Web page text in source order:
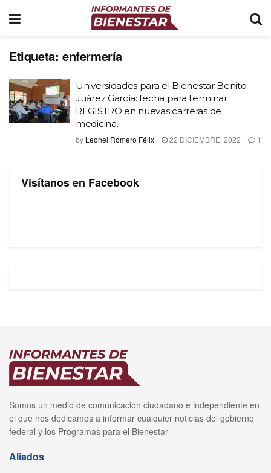
Etiqueta: enfermería
Universidades para el Bienestar Benito
Juárez García: fecha para terminar
REGISTRO en nuevas carreras de
medicina.
by Leonel Romero Félix 22 DICIEMBRE, 2022 1
Visítanos en Facebook
Somos un medio de comunicación ciudadano e independiente en
el que nos dedicamos a informar cualquier noticias del gobierno
federal y los Programas para el Bienestar
Aliados